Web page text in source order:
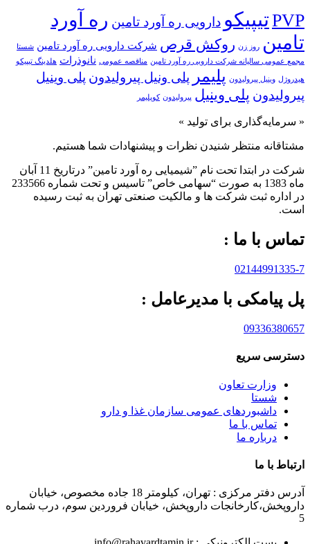
PVPتیپیکو دارویی ره آورد تامین ره آورد
تامین روز زن روکش قرص شرکت دارویی ره آورد تامین شستا
مجمع عمومی سالیانه شرکت دارویی ره آورد تامین مناقصه عمومی نانوذرات هلدینگ تیپیکو
هیدروژل وینیل پیرولیدون پلیمر پلی ونیل پیرولیدون پلی وینیل
پیرولیدون پلی‌ وینیل پیرولیدون کوپلیمر
« سرمایه‌گذاری برای تولید »
مشتاقانه منتظر شنیدن نظرات و پیشنهادات شما هستیم.
شرکت در ابتدا تحت نام ”شیمیایی ره آورد تامين” درتاريخ 11 آبان
ماه 1383 به صورت “سهامی خاص” تاسيس و تحت شماره 233566
در اداره ثبت شرکت ها و مالکيت صنعتی تهران به ثبت رسيده
است.
تماس با ما :
02144991335-7
پل پیامکی با مدیرعامل :
09336380657
دسترسی سریع
وزارت تعاون
شستا
داشبوردهای عمومی سازمان غذا و دارو
تماس با ما
درباره ما
ارتباط با ما
آدرس دفتر مرکزی : تهران، کیلومتر 18 جاده مخصوص، خیابان
داروپخش،کارخانجات داروپخش، خیابان فروردین سوم، درب شماره
5